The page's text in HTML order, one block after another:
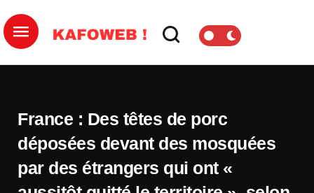
France : Des têtes de porc
déposées devant des mosquées
par des étrangers qui ont «